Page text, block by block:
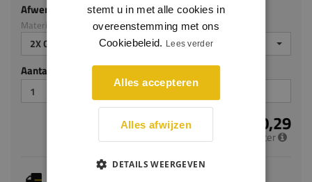
Afwerking
Materiaal: MDF v313
2X GEGROND
Aantal stuks
€ 10,29
per meter
Je hebt gekozen voor maatwerk, de verwachte
stemt u in met alle cookies in
overeenstemming met ons
Cookiebeleid. Lees verder
Alles accepteren
Alles afwijzen
DETAILS WEERGEVEN